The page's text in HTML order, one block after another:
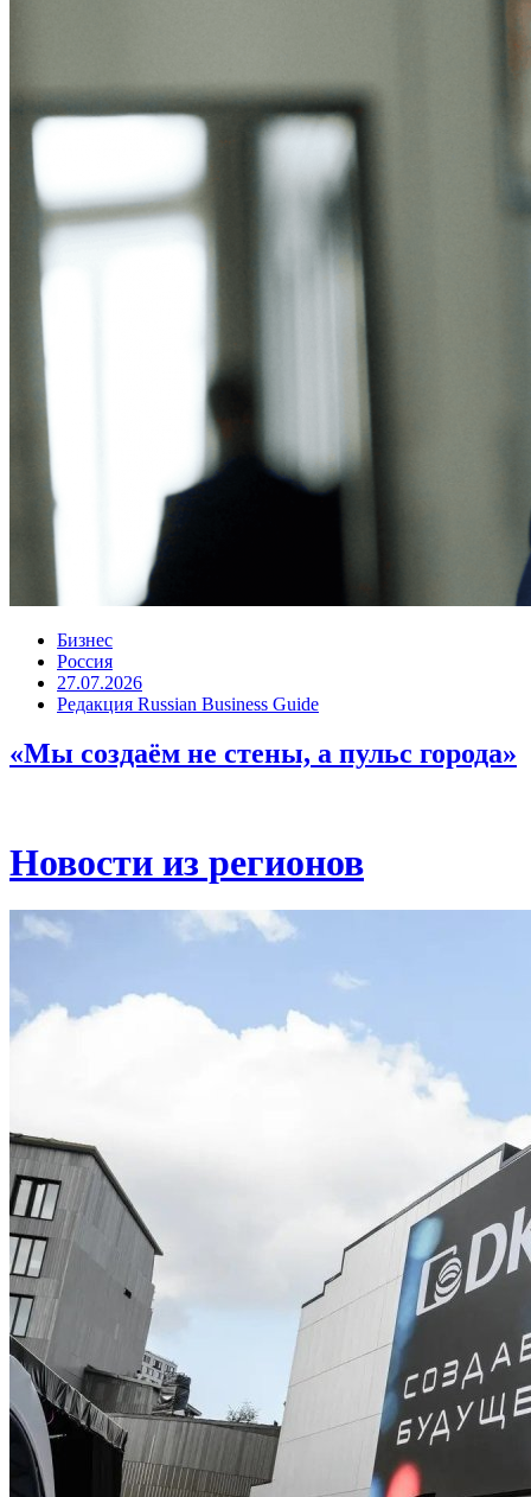
Бизнес
Россия
27.07.2026
Редакция Russian Business Guide
«Мы создаём не стены, а пульс города»
Новости из регионов